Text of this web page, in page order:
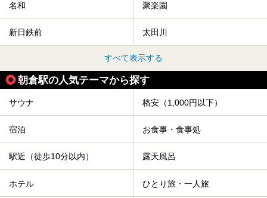
名和 聚楽園
新日鉄前 太田川
すべて表示する
朝倉駅の人気テーマから探す
サウナ 格安（1,000円以下）
宿泊 お食事・食事処
駅近（徒歩10分以内） 露天風呂
ホテル ひとり旅・一人旅